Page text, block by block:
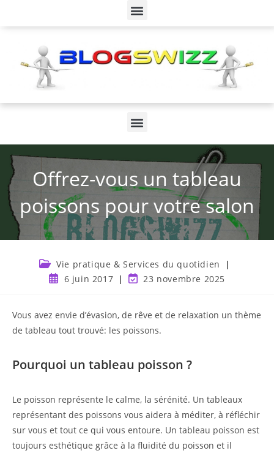
Offrez-vous un tableau
poissons pour votre salon
Vie pratique & Services du quotidien
6 juin 2017
23 novembre 2025
Vous avez envie d’évasion, de rêve et de relaxation un thème
de tableau tout trouvé: les poissons.
Pourquoi un tableau poisson ?
Le poisson représente le calme, la sérénité. Un tableaux
représentant des poissons vous aidera à méditer, à réfléchir
sur vous et tout ce qui vous entoure. Un tableau poisson est
toujours esthétique grâce à la fluidité du poisson et il